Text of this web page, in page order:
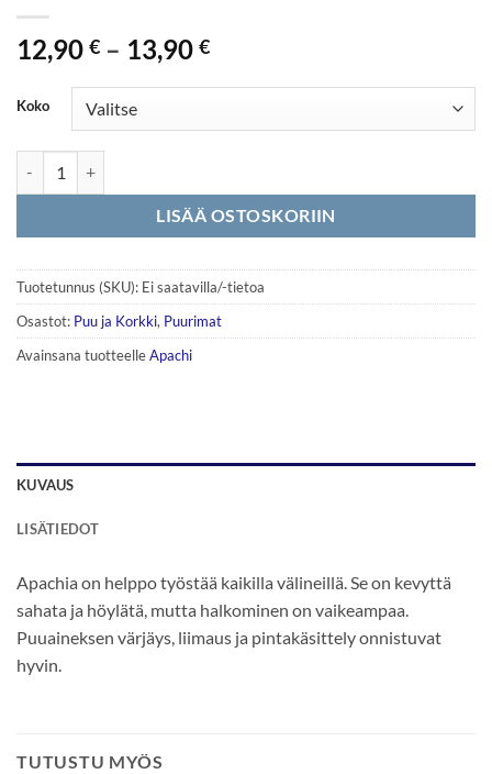
12,90 € – 13,90 €Hintaluokka:
13,90 €
Koko
LISÄÄ OSTOSKORIIN
Tuotetunnus (SKU): Ei saatavilla/-tietoa
Osastot: Puu ja Korkki, Puurimat
Avainsana tuotteelleApachi
KUVAUS
LISÄTIEDOT
Apachia on helppo työstää kaikilla välineillä. Se on kevyttä
sahata ja höylätä, mutta halkominen on vaikeampaa.
Puuaineksen värjäys, liimaus ja pintakäsittely onnistuvat
hyvin.
TUTUSTU MYÖS